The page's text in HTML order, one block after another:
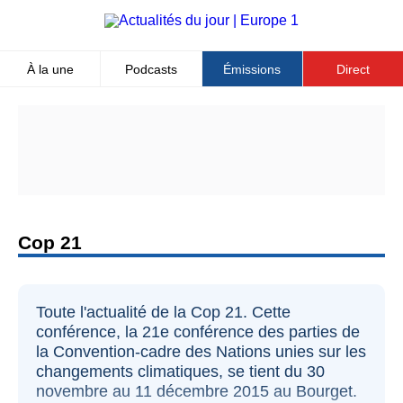
TopÀ la une Podcasts Émissions Direct
cop 21
Toute l'actualité de la Cop 21. Cette
conférence, la 21e conférence des parties de
la Convention-cadre des Nations unies sur les
changements climatiques, se tient du 30
novembre au 11 décembre 2015 au Bourget.